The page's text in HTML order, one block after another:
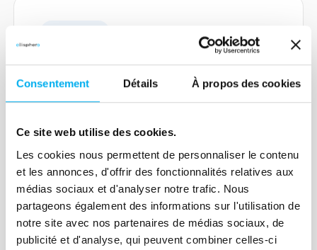
Consentement Détails À propos des cookies
Ce site web utilise des cookies.
Les cookies nous permettent de personnaliser le contenu
et les annonces, d'offrir des fonctionnalités relatives aux
médias sociaux et d'analyser notre trafic. Nous
partageons également des informations sur l'utilisation de
notre site avec nos partenaires de médias sociaux, de
publicité et d'analyse, qui peuvent combiner celles-ci
Conformité KYS et devoir de
vigilance : quelles solutions ?
17 décembre 2020 Compliance
Pour faire face aux nouvelles
corruption, le blanchiment d'argent et le
terrorisme, les fonctions achats doivent
repenser leurs processus métier pour
répondre aux enjeux de vigilance et de
KYS.